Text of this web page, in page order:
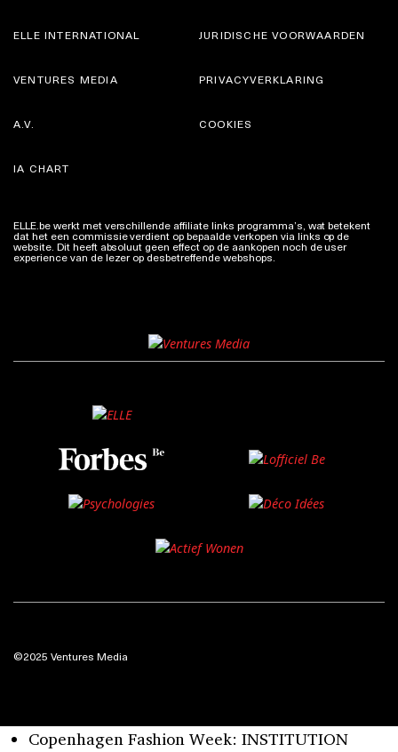
ELLE INTERNATIONAL
VENTURES MEDIA
JURIDISCHE VOORWAARDEN
PRIVACYVERKLARING
A.V.
IA CHART
COOKIES
ELLE.be werkt met verschillende affiliate links programma’s, wat betekent
dat het een commissie verdient op bepaalde verkopen via links op de
website. Dit heeft absoluut geen effect op de aankopen noch de user
experience van de lezer op desbetreffende webshops.
©2025 Ventures Media
Copenhagen Fashion Week: INSTITUTION